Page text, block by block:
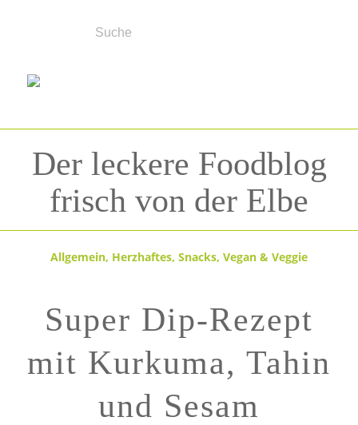
Der leckere Foodblog
frisch von der Elbe
Allgemein, Herzhaftes, Snacks, Vegan & Veggie
Super Dip-Rezept
mit Kurkuma, Tahin
und Sesam